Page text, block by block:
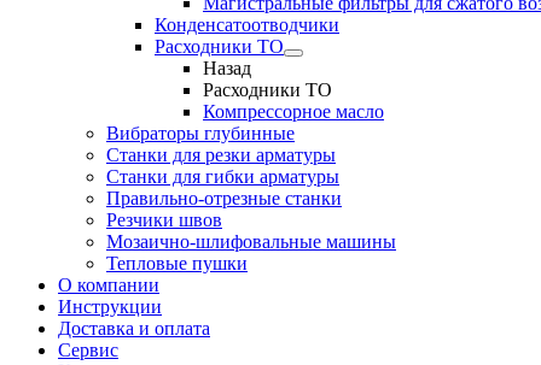
Конденсатоотводчики
Расходники ТО
Назад
Расходники ТО
Компрессорное масло
Вибраторы глубинные
Станки для резки арматуры
Станки для гибки арматуры
Правильно-отрезные станки
Резчики швов
Мозаично-шлифовальные машины
Тепловые пушки
О компании
Инструкции
Доставка и оплата
Сервис